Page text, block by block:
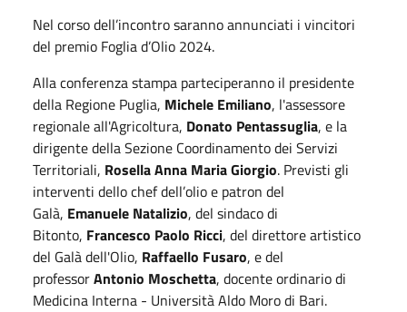
Nel corso dell’incontro saranno annunciati i vincitori
del premio Foglia d’Olio 2024.
Alla conferenza stampa parteciperanno il presidente
della Regione Puglia, Michele Emiliano, l'assessore
regionale all'Agricoltura, Donato Pentassuglia, e la
dirigente della Sezione Coordinamento dei Servizi
Territoriali, Rosella Anna Maria Giorgio. Previsti gli
interventi dello chef dell’olio e patron del
Galà, Emanuele Natalizio, del sindaco di
Bitonto, Francesco Paolo Ricci, del direttore artistico
del Galà dell'Olio, Raffaello Fusaro, e del
professorAntonio Moschetta, docente ordinario di
Medicina Interna - Università Aldo Moro di Bari.